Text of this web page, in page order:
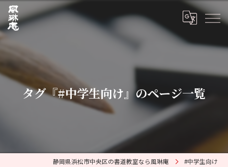
タグ『#中学生向け』のページ一覧
静岡県浜松市中央区の書道教室なら風琳庵 #中学生向け